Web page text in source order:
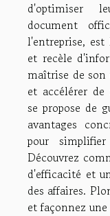
d'optimiser
document
l'entreprise, est
et recèle
maîtrise de son
et accélérer de
se propose de
avantages
pour
Découvrez
d'efficacité et
des affaires.
et façonnez